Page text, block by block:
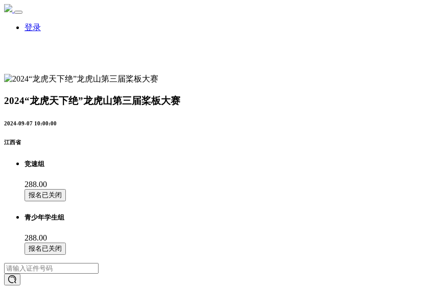
登录
2024“龙虎天下绝”龙虎山第三届桨板大赛
2024-09-07 10:00:00
江西省
竞速组
288.00
报名已关闭
青少年学生组
288.00
报名已关闭